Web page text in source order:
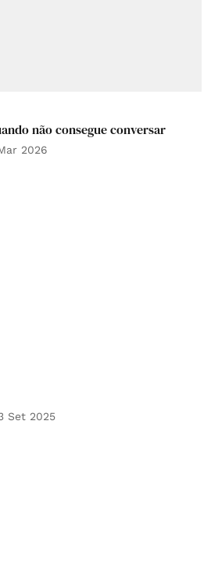
não consegue conversar
2026
Set 2025